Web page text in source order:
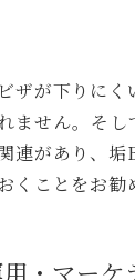
ザが下りに
ません。そ
連があり、
ことをお勧
・マー